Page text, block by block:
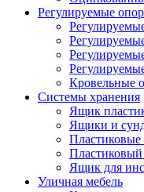
Регулируемые
Кровельные
Системы хранения
Ящик
Ящики и
Ящик для
Уличная мебель